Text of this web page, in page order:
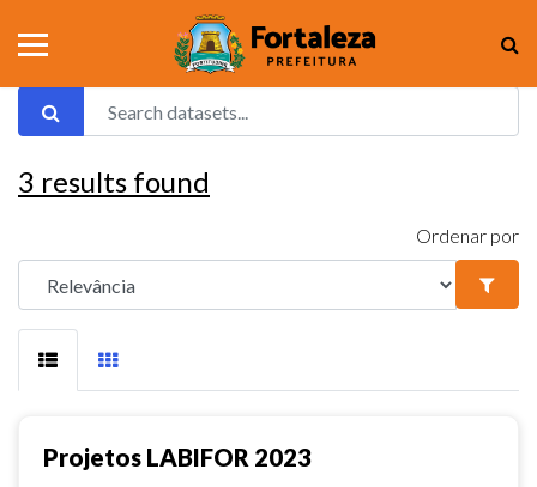
3 results found
Ordenar por
Projetos LABIFOR 2023